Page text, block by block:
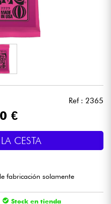
Ref : 2365
€
CESTA
fabricación solamente
Stock en tienda